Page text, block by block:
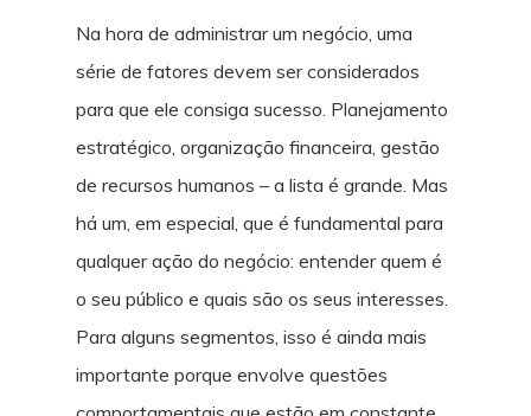
Na hora de administrar um negócio, uma
série de fatores devem ser considerados
para que ele consiga sucesso. Planejamento
estratégico, organização financeira, gestão
de recursos humanos – a lista é grande. Mas
há um, em especial, que é fundamental para
qualquer ação do negócio: entender quem é
o seu público e quais são os seus interesses.
Para alguns segmentos, isso é ainda mais
importante porque envolve questões